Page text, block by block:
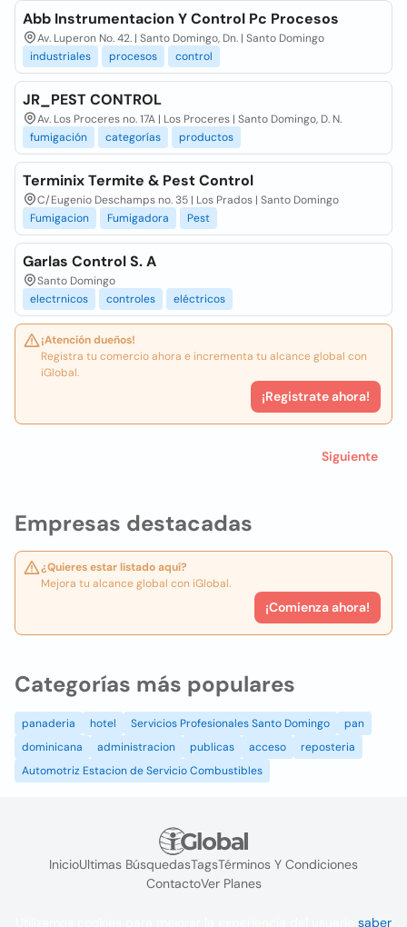
Empresas destacadas
¿Quieres estar listado aquí?
Mejora tu alcance global con iGlobal.
¡Comienza ahora!
Abb Instrumentacion Y Control Pc Procesos
Av. Luperon No. 42. | Santo Domingo, Dn. | Santo Domingo
industriales
procesos control
JR_PEST CONTROL
Av. Los Proceres no. 17A | Los Proceres | Santo Domingo, D. N.
fumigación
categorías productos
Terminix Termite & Pest Control
C/Eugenio Deschamps no. 35 | Los Prados | Santo Domingo
Fumigacion
Fumigadora Pest
Garlas Control S. A
Santo Domingo
electrnicos
controles eléctricos
¡Atención dueños!
Registra tu comercio ahora e incrementa tu alcance global con
iGlobal.
¡Registrate ahora!
Siguiente
Categorías más populares
panaderia hotel Servicios Profesionales Santo Domingo
pan
dominicana
administracion publicas acceso
reposteria
Automotriz Estacion de Servicio Combustibles
InicioUltimas BúsquedasTagsTérminos Y Condiciones
ContactoVer Planes
saber